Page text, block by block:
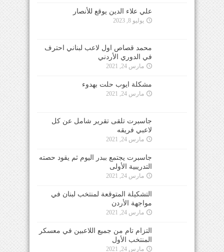
علي علاء الدين يوقع للأنصار
يوليو 8, 2023
محمد قصاص اول لاعب لبناني احترف
في الدوري الأردني
مارس 24, 2021
مشكلة ايوب حلت بهدوء
مارس 24, 2021
جاسبرت تلقى تقرير شامل عن كل
لاعبي فريقه
مارس 24, 2021
جاسبرت يجتمع ببدر اليوم ثم يقود حصته
التدريبية الأولى
مارس 24, 2021
التشكيلة المتوقعة لمنتخب لبنان في
مواجهة الأردن
مارس 24, 2021
التزام تام من جميع اللاعبين في معسكر
المنتخب الأول
مارس 24, 2021